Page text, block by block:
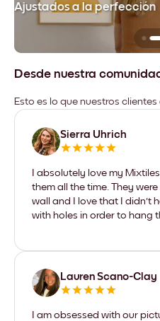
Ajustados a la perfección
Desde nuestra
Esto es lo que nuestros
Sierra Uhrich
I absolutely love my
them all the time. They
wall and I love that I didn't
with holes in order to hang
Lauren Scano-Clay
I am obsessed with our